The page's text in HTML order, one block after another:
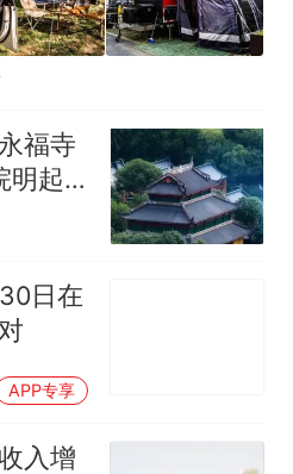
福寺
明起
日在
APP专享
入增